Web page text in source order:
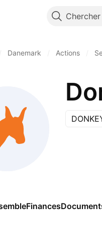
Chercher
Danemark Actions
Finances